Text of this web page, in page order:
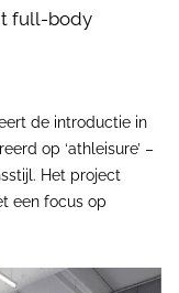
full-body
de introductie in
op ‘athleisure’ –
Het project
een focus op